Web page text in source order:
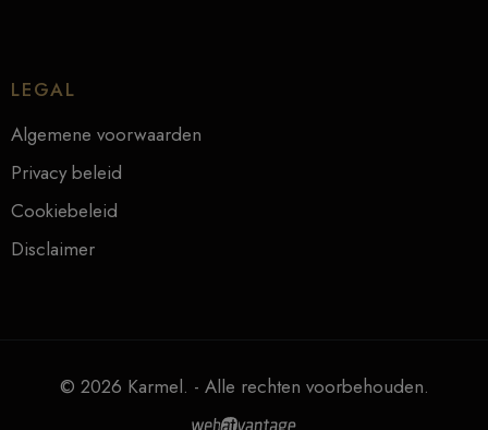
LEGAL
Algemene voorwaarden
Privacy beleid
Cookiebeleid
Disclaimer
© 2026 Karmel. - Alle rechten voorbehouden.